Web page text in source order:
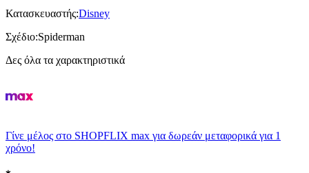
Κατασκευαστής:Disney
Σχέδιο:Spiderman
Δες όλα τα χαρακτηριστικά
Γίνε μέλος στο SHOPFLIX max για δωρεάν μεταφορικά για 1
χρόνο!